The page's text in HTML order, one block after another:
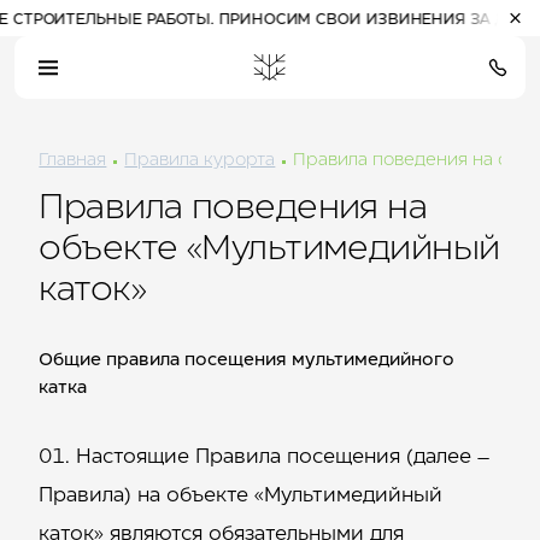
РАБОТЫ. ПРИНОСИМ СВОИ ИЗВИНЕНИЯ ЗА
ПРОЖИВАНИЕ НА КУРОРТЕ
Комплекс шале
СПЕЦПРЕДЛОЖЕНИЯ
22:06 (Алтай) пт, 7 августа
Прогулочные билеты
на канатные дороги
Расписание работы
канатных дорог
20
Главная Правила курорта Правила поведения на
Правила поведения на
объекте «Мультимедийный
каток»
Общие правила посещения мультимедийного
катка
Настоящие Правила посещения (далее –
Правила) на объекте «Мультимедийный
каток» являются обязательными для